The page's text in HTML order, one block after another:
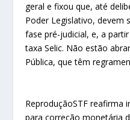
geral e fixou que, até
Poder Legislativo, devem
fase pré-judicial, e, a
taxa Selic. Não estão
Pública, que têm
ReproduçãoSTF reafirma
para correção monetária